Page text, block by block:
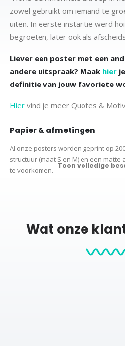
zowel gebruikt om iemand te
uiten. In eerste instantie werd
begroeten, later ook als
Liever een poster met een
andere uitspraak? Maak hier
definitie van jouw favoriete
Hier vind je meer Quotes &
Papier & afmetingen
Al onze posters worden geprint op
structuur (maat S en M) en een matte
te voorkomen.
ons op voor de mogelijkheden.
Productcategorieën:
Toon volledige
Wat onze